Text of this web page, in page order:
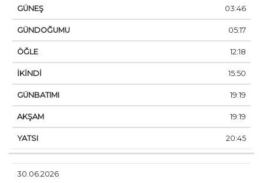
03:46
05:17
12:18
15:50
19:19
19:19
20:45
30.06.2026